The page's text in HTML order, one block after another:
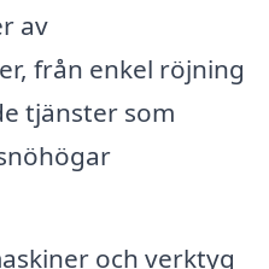
av
från enkel röjning
tjänster som
och verktyg